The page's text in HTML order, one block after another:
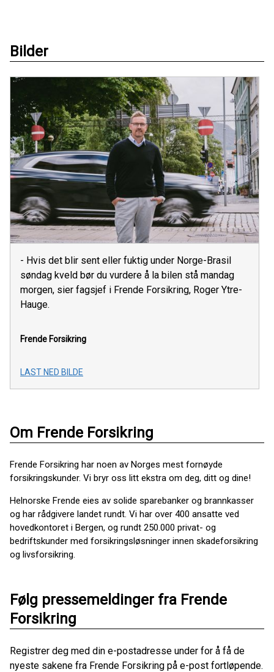
Bilder
- Hvis det blir sent eller fuktig under Norge-Brasil
søndag kveld bør du vurdere å la bilen stå mandag
morgen, sier fagsjef i Frende Forsikring, Roger Ytre-
Hauge.
Frende Forsikring
LAST NED BILDE
Om Frende Forsikring
Frende Forsikring har noen av Norges mest fornøyde
forsikringskunder. Vi bryr oss litt ekstra om deg, ditt og dine!
Helnorske Frende eies av solide sparebanker og brannkasser
og har rådgivere landet rundt. Vi har over 400 ansatte ved
hovedkontoret i Bergen, og rundt 250.000 privat- og
bedriftskunder med forsikringsløsninger innen skadeforsikring
og livsforsikring.
Følg pressemeldinger fra Frende
Forsikring
Registrer deg med din e-postadresse under for å få de
nyeste sakene fra Frende Forsikring på e-post fortløpende.